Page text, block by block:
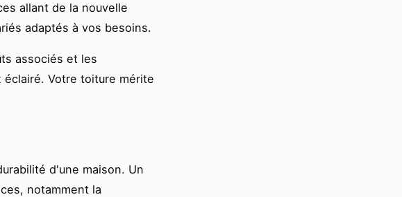
allant de la nouvelle
adaptés à vos besoins.
associés et les
Votre toiture mérite
d'une maison. Un
notamment la